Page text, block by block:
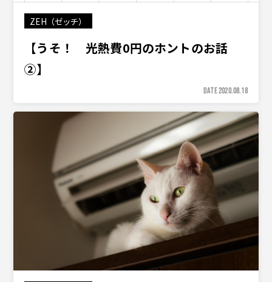
ZEH（ゼッチ）
【うそ！ 光熱費0円のホントのお話
②】
DATE 2020.08.18